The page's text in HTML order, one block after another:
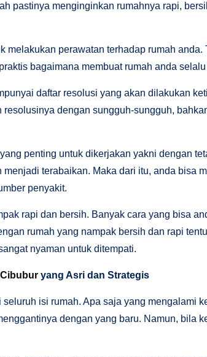
pastinya menginginkan rumahnya rapi,
perawatan terhadap rumah
bagaimana membuat rumah anda
daftar resolusi yang akan dilakukan
dengan sungguh-sungguh,
penting untuk dikerjakan yakni dengan
terabaikan. Maka dari itu, anda bisa
penyakit.
rapi dan bersih. Banyak cara yang bisa
rumah yang nampak bersih dan rapi
nyaman untuk ditempati.
yang Asri dan Strategis
isi rumah. Apa saja yang mengalami
dengan yang baru. Namun, bila